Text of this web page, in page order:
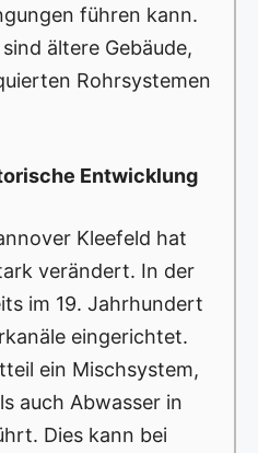
führen kann.
ältere Gebäude,
Rohrsystemen
Entwicklung
Kleefeld hat
verändert. In der
im 19. Jahrhundert
eingerichtet.
ein Mischsystem,
auch Abwasser in
Dies kann bei